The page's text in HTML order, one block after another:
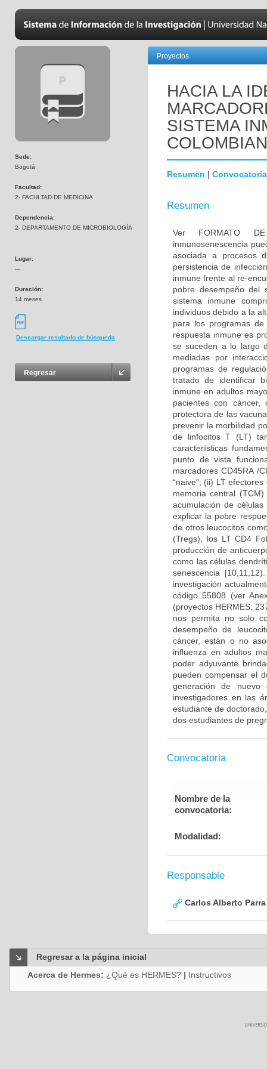
Sede:
Bogotá
Facultad:
2- FACULTAD DE MEDICINA
Dependencia:
2- DEPARTAMENTO DE MICROBIOLOGÍA
Lugar:
---
Duración:
14 meses
Descargar resultado de búsqueda
Regresar
Proyectos
HACIA LA
SISTEMA
Resumen | Convocatoria
Resumen
Ver FORMATO DE
inmunosenescencia
asociada a procesos
persistencia de
inmune frente al re-
pobre desempeño del
sistema inmune
individuos debido a la
para los programas
respuesta inmune es
se suceden a lo largo
mediadas por
programas de
tratado de identificar
inmune en adultos
pacientes con
protectora de las
prevenir la morbilidad
de linfocitos T (LT)
características
punto de vista
marcadores CD45RA /
“naive”; (ii) LT
memoria central
acumulación de
explicar la pobre
de otros leucocitos
(Tregs), los LT CD4
producción de
como las células
senescencia
investigación
código 55808 (ver
(proyectos HERMES:
nos permita no solo
desempeño de
cáncer, están o no
influenza en adultos
poder adyuvante
pueden compensar el
generación de nuevo
investigadores en las
estudiante de
dos estudiantes de
Convocatoria
Nombre de la
convocatoria:
Modalidad:
Responsable
Carlos Alberto
Regresar a la página inicial
Acerca de Hermes: ¿Qué es HERMES? | Instructivos